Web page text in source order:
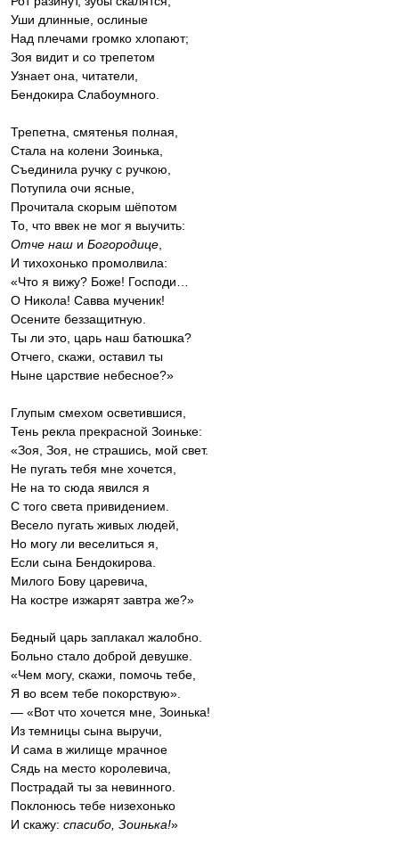
Уши длинные, ослиные
Над плечами громко хлопают;
Зоя видит и со трепетом
Узнает она, читатели,
Бендокира Слабоумного.
Трепетна, смятенья полная,
Стала на колени Зоинька,
Съединила ручку с ручкою,
Потупила очи ясные,
Прочитала скорым шёпотом
То, что ввек не мог я выучить:
Отче наш и Богородице
И тихохонько промолвила:
«Что я вижу? Боже! Господи…
О Никола! Савва мученик!
Осените беззащитную.
Ты ли это, царь наш батюшка?
Отчего, скажи, оставил ты
Ныне царствие небесное?»
Глупым смехом осветившися,
Тень рекла прекрасной Зоиньке:
«Зоя, Зоя, не страшись, мой свет.
Не пугать тебя мне хочется,
Не на то сюда явился я
С того света привидением.
Весело пугать живых людей,
Но могу ли веселиться я,
Если сына Бендокирова.
Милого Бову царевича,
На костре изжарят завтра же?»
Бедный царь заплакал жалобно.
Больно стало доброй девушке.
«Чем могу, скажи, помочь тебе,
Я во всем тебе покорствую».
— «Вот что хочется мне, Зоинька!
Из темницы сына выручи,
И сама в жилище мрачное
Сядь на место королевича,
Пострадай ты за невинного.
Поклонюсь тебе низехонько
И скажу: спасибо, Зоинька!»